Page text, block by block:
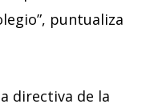
puntualiza
directiva de la